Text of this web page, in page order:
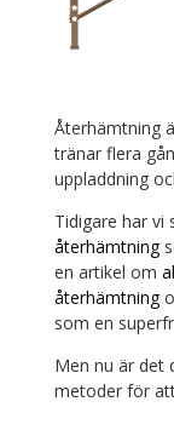
Återhämtning
tränar flera
uppladdning
Tidigare har vi
återhämtning
en artikel om
återhämtning
som en
Men nu är det
metoder för